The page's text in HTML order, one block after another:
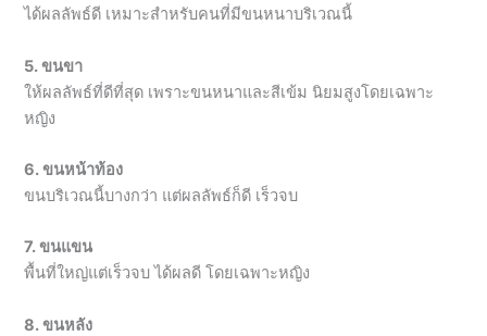
ได้ผลลัพธ์ดี เหมาะสำหรับคนที่มีขนหนาบริเวณนี้
5. ขนขา
ให้ผลลัพธ์ที่ดีที่สุด เพราะขนหนาและสีเข้ม นิยมสูงโดยเฉพาะ
หญิง
6. ขนหน้าท้อง
ขนบริเวณนี้บางกว่า แต่ผลลัพธ์ก็ดี เร็วจบ
7. ขนแขน
พื้นที่ใหญ่แต่เร็วจบ ได้ผลดี โดยเฉพาะหญิง
8. ขนหลัง